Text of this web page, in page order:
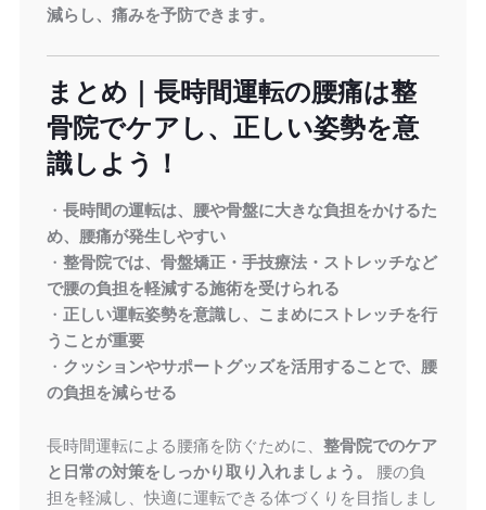
減らし、痛みを予防できます。
まとめ｜長時間運転の腰痛は整
骨院でケアし、正しい姿勢を意
識しよう！
・ 長時間の運転は、腰や骨盤に大きな負担をかけるた
め、腰痛が発生しやすい
・ 整骨院では、骨盤矯正・手技療法・ストレッチなど
で腰の負担を軽減する施術を受けられる
・ 正しい運転姿勢を意識し、こまめにストレッチを行
うことが重要
・ クッションやサポートグッズを活用することで、腰
の負担を減らせる
長時間運転による腰痛を防ぐために、 整骨院でのケア
と日常の対策をしっかり取り入れましょう。
腰の負
担を軽減し、快適に運転できる体づくりを目指しまし